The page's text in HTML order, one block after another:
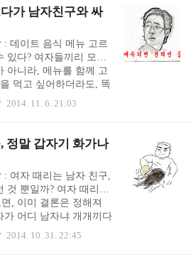
가 참 많은...^^) 친구들
되는 비법 중의 하나는
있다고 생각하라"는 것
어주잖아. 누가 지를 보
? 이런 여친이 있는 것
정도로 당당한 마음을
히 사랑받는 여자, 사..
가 남자친구와 싸
: 데이트 음식 메뉴 고르
있다? 여자들끼리 모여
아니라, 메뉴를 함께 고
먹고 싶어하더라도, 똑
다. 파스타집이라면 피
시키고, 베트남 음식점
고르다 보면, 모든 이가
보통 누군가 한 명이 주
를 고른 사람은 모두
, 우리 뭐 먹을까? 파스
좋겠지? 나 샐러드도 먹
"그럼 파스타는 네가 골
2014. 11. 6. 21:03
정말 갑자기 화가나
: 여자 때리는 남자 친구,
것 뿐일까? 여자 때리는
, 이미 결론은 정해져
가 어디 남자냐 개개끼다
'폭력에 남녀를 가리는
, '여자라고 해도 맞을
2014. 10. 31. 22:45